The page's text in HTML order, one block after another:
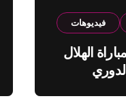
فيديوهات
الهلال
(1-2) الدوري